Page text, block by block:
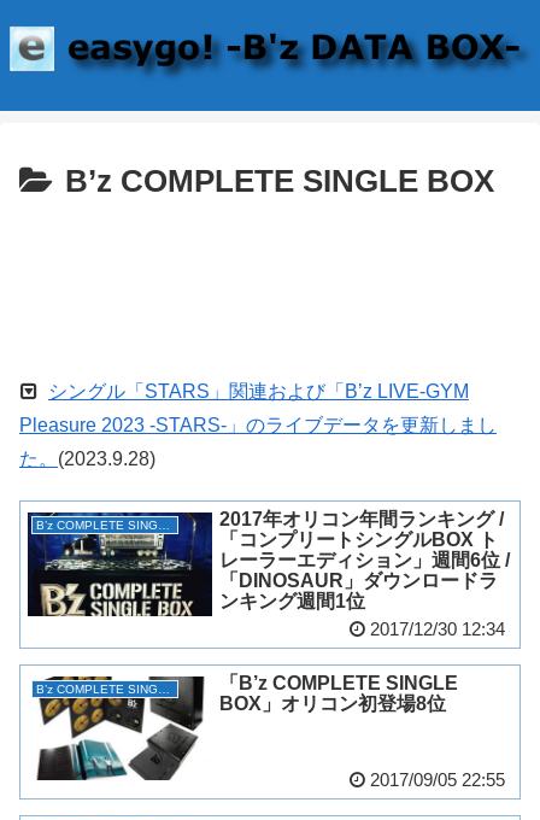
B’z COMPLETE SINGLE BOX
シングル「STARS」関連および「B’z LIVE-GYM
Pleasure 2023 -STARS-」のライブデータを更新しまし
た。 (2023.9.28)
2017年オリコン年間ランキング /
「コンプリートシングルBOX ト
レーラーエディション」週間6位 /
「DINOSAUR」ダウンロードラ
ンキング週間1位
2017/12/30 12:34
「B’z COMPLETE SINGLE
BOX」オリコン初登場8位
2017/09/05 22:55